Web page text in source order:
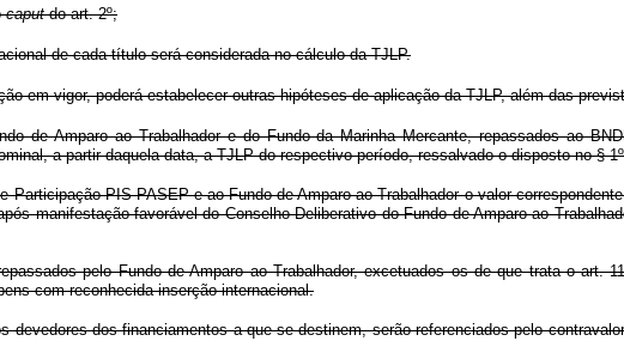
caputdo art. 2º;
de cada título será considerada no cálculo da TJLP.
em vigor, poderá estabelecer outras hipóteses de aplicação da TJLP, além das
de Amparo ao Trabalhador e do Fundo da Marinha Mercante, repassados ao
a partir daquela data, a TJLP do respectivo período, ressalvado o disposto no §
PIS-PASEP e ao Fundo de Amparo ao Trabalhador o valor
manifestação favorável do Conselho Deliberativo do Fundo de Amparo ao
pelo Fundo de Amparo ao Trabalhador, excetuados os de que trata o art.
com reconhecida inserção internacional.
dos financiamentos a que se destinem, serão referenciados pelo